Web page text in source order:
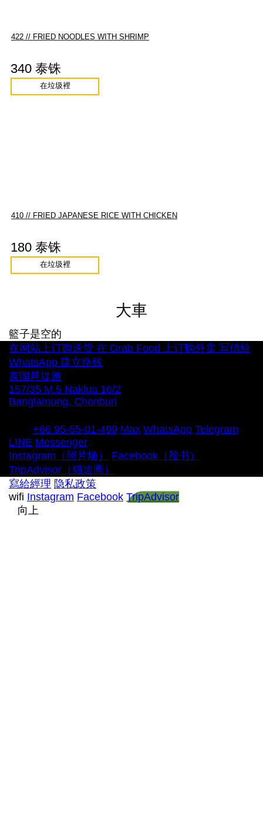
422 // FRIED NOODLES WITH SHRIMP
340 泰铢
在垃圾裡
410 // FRIED JAPANESE RICE WITH CHICKEN
180 泰铢
在垃圾裡
大車
籃子是空的
在网站上订购送货 在 Grab Food 上订购外卖 写信给
WhatsApp 建立路线
泰国芭堤雅
157/35 M.5 Naklua 16/2
Banglamung, Chonburi
+66 95-55-01-499 Max WhatsApp Telegram
LINE Messenger
Instagram（照片墙）
Facebook（脸书）
TripAdvisor（猫途鹰）
寫給經理 隐私政策
wifi Instagram Facebook TripAdvisor
向上